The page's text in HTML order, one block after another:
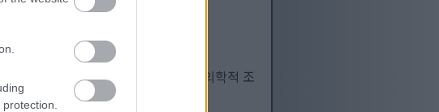
공됩니다. 여기에 있는 어떤 정보도 의학적 조
하세요.